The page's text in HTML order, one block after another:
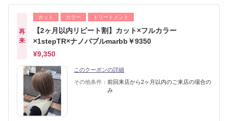
再
来
カット カラー トリートメント
【2ヶ月以内リピート割】カット×フルカラー
×1stepTR×ナノバブルmarbb￥9350
¥9,350
このクーポンの詳細
その他条件： 前回来店から2ヶ月以内のご来店の場合の
み